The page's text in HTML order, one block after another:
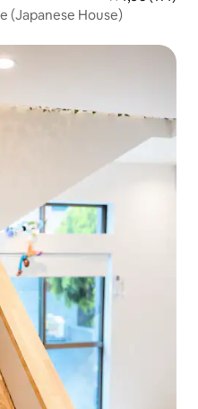
(Japanese House)
hóspedes